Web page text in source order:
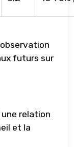
futurs sur
relation
et la